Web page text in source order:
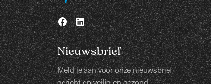
Nieuwsbrief
Meld je aan voor onze nieuwsbrief
gericht op veilig en gezond